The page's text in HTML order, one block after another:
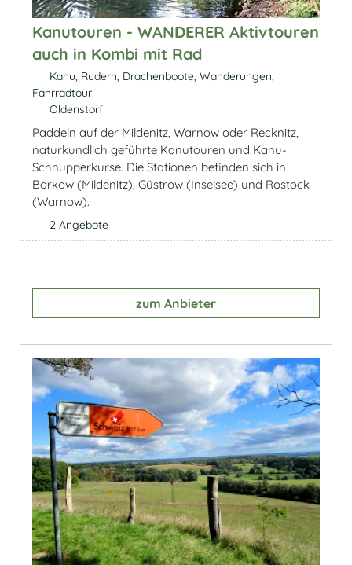
Kanutouren - WANDERER Aktivtouren
auch in Kombi mit Rad
Kanu, Rudern, Drachenboote, Wanderungen,
Fahrradtour
Oldenstorf
Paddeln auf der Mildenitz, Warnow oder Recknitz,
naturkundlich geführte Kanutouren und Kanu-
Schnupperkurse. Die Stationen befinden sich in
Borkow (Mildenitz), Güstrow (Inselsee) und Rostock
(Warnow).
2 Angebote
zum Anbieter